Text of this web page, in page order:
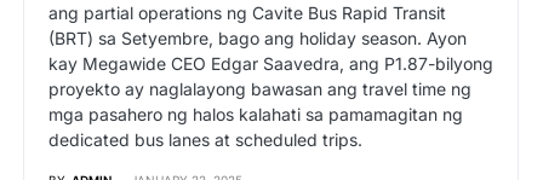
ang partial operations ng Cavite Bus Rapid Transit
(BRT) sa Setyembre, bago ang holiday season. Ayon
kay Megawide CEO Edgar Saavedra, ang P1.87-bilyong
proyekto ay naglalayong bawasan ang travel time ng
mga pasahero ng halos kalahati sa pamamagitan ng
dedicated bus lanes at scheduled trips.